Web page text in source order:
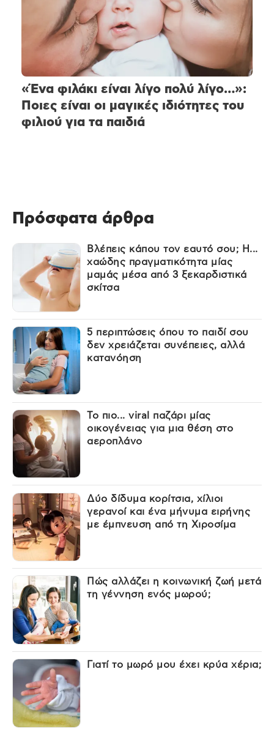
«Ένα φιλάκι είναι λίγο πολύ λίγο…»:
Ποιες είναι οι μαγικές ιδιότητες του
φιλιού για τα παιδιά
Πρόσφατα άρθρα
Βλέπεις κάπου τον εαυτό σου; Η...
χαώδης πραγματικότητα μίας
μαμάς μέσα από 3 ξεκαρδιστικά
σκίτσα
5 περιπτώσεις όπου το παιδί σου
δεν χρειάζεται συνέπειες, αλλά
κατανόηση
Το πιο... viral παζάρι μίας
οικογένειας για μια θέση στο
αεροπλάνο
Δύο δίδυμα κορίτσια, χίλιοι
γερανοί και ένα μήνυμα ειρήνης
με έμπνευση από τη Χιροσίμα
Πώς αλλάζει η κοινωνική ζωή μετά
τη γέννηση ενός μωρού;
Γιατί το μωρό μου έχει κρύα χέρια;